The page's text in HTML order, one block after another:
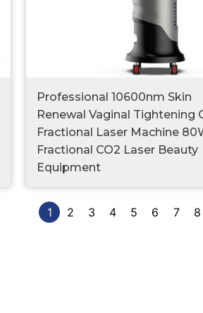
Professional 10600nm Skin
Renewal Vaginal Tightening
Fractional Laser Machine
Fractional CO2 Laser Beauty
Equipment
1 2 3 4 5 6 7 8